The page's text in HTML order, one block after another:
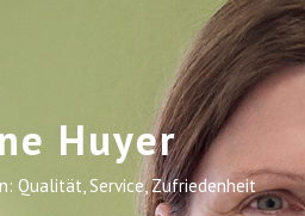
Huyer
Qualität, Service, Zufriedenheit